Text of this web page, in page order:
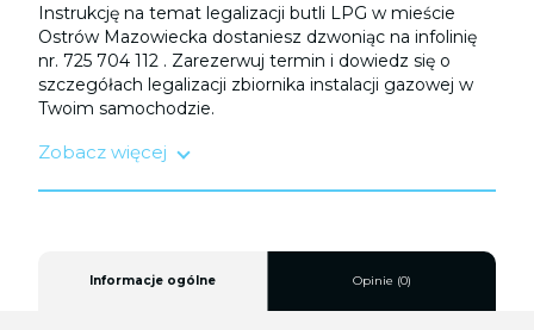
Instrukcję na temat legalizacji butli LPG w mieście
Ostrów Mazowiecka dostaniesz dzwoniąc na infolinię
nr. 725 704 112 . Zarezerwuj termin i dowiedz się o
szczegółach legalizacji zbiornika instalacji gazowej w
Twoim samochodzie.
Legalizacji zbiornika LPG należy dokonać:
3) Po sprowadzeniu samochodu z zagranicy.
Zobacz więcej
Informacje ogólne Opinie (0)